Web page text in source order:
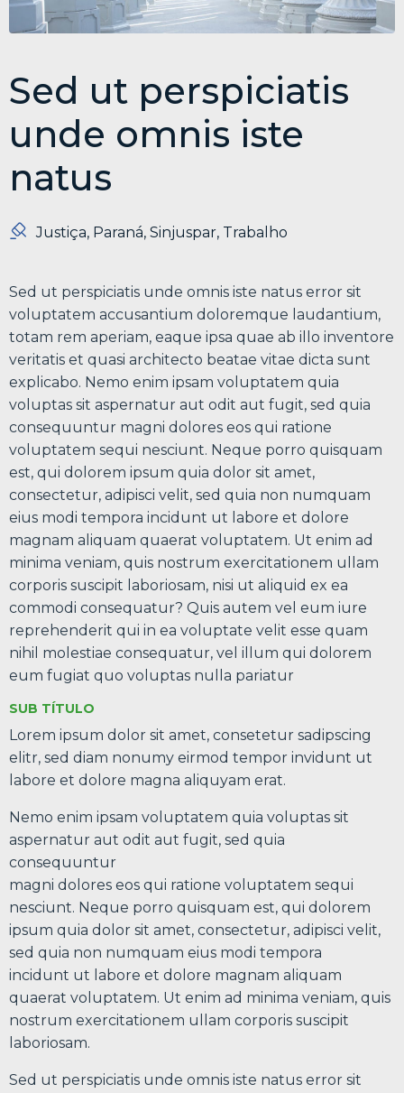
Sed ut perspiciatis
unde omnis iste
natus
Justiça, Paraná, Sinjuspar, Trabalho
Sed ut perspiciatis unde omnis iste natus error sit
voluptatem accusantium doloremque laudantium,
totam rem aperiam, eaque ipsa quae ab illo inventore
veritatis et quasi architecto beatae vitae dicta sunt
explicabo. Nemo enim ipsam voluptatem quia
voluptas sit aspernatur aut odit aut fugit, sed quia
consequuntur magni dolores eos qui ratione
voluptatem sequi nesciunt. Neque porro quisquam
est, qui dolorem ipsum quia dolor sit amet,
consectetur, adipisci velit, sed quia non numquam
eius modi tempora incidunt ut labore et dolore
magnam aliquam quaerat voluptatem. Ut enim ad
minima veniam, quis nostrum exercitationem ullam
corporis suscipit laboriosam, nisi ut aliquid ex ea
commodi consequatur? Quis autem vel eum iure
reprehenderit qui in ea voluptate velit esse quam
nihil molestiae consequatur, vel illum qui dolorem
eum fugiat quo voluptas nulla pariatur
SUB TÍTULO
Lorem ipsum dolor sit amet, consetetur sadipscing
elitr, sed diam nonumy eirmod tempor invidunt ut
labore et dolore magna aliquyam erat.
Nemo enim ipsam voluptatem quia voluptas sit
aspernatur aut odit aut fugit, sed quia
consequuntur
magni dolores eos qui ratione voluptatem sequi
nesciunt. Neque porro quisquam est, qui dolorem
ipsum quia dolor sit amet, consectetur, adipisci velit,
sed quia non numquam eius modi tempora
incidunt ut labore et dolore magnam aliquam
quaerat voluptatem. Ut enim ad minima veniam, quis
nostrum exercitationem ullam corporis suscipit
laboriosam.
Sed ut perspiciatis unde omnis iste natus error sit